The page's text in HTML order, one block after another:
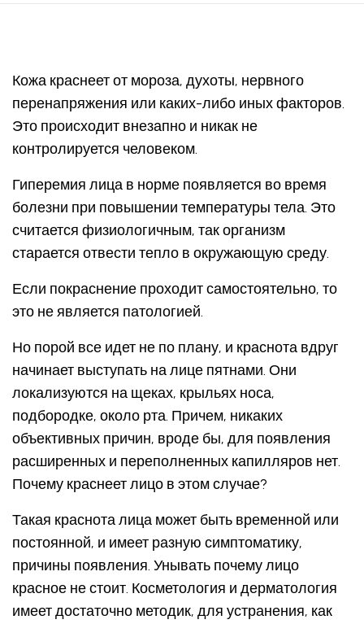
Кожа краснеет от мороза, духоты, нервного
перенапряжения или каких-либо иных факторов.
Это происходит внезапно и никак не
контролируется человеком.
Гиперемия лица в норме появляется во время
болезни при повышении температуры тела. Это
считается физиологичным, так организм
старается отвести тепло в окружающую среду.
Если покраснение проходит самостоятельно, то
это не является патологией.
Но порой все идет не по плану, и краснота вдруг
начинает выступать на лице пятнами. Они
локализуются на щеках, крыльях носа,
подбородке, около рта. Причем, никаких
объективных причин, вроде бы, для появления
расширенных и переполненных капилляров нет.
Почему краснеет лицо в этом случае?
Такая краснота лица может быть временной или
постоянной, и имеет разную симптоматику,
причины появления. Унывать почему лицо
красное не стоит. Косметология и дерматология
имеет достаточно методик, для устранения, как